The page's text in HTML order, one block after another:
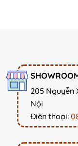
205 Nguyễn
Nội
Điện thoại: